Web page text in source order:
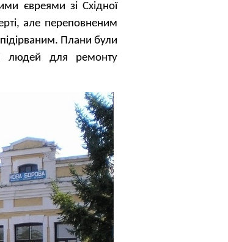
євреями зі Східної
але переповненим
Плани були
людей для ремонту